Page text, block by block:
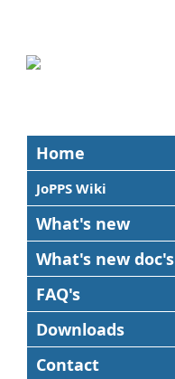
Home
JoPPS Wiki
What's new
What's new doc's
FAQ's
Downloads
Contact